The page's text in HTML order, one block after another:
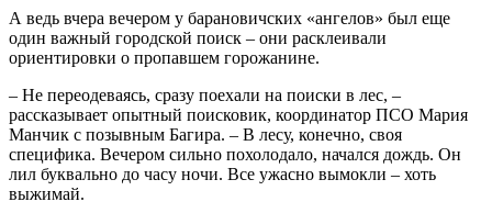
А ведь вчера вечером у барановичских «ангелов» был еще
один важный городской поиск – они расклеивали
ориентировки о пропавшем горожанине.
– Не переодеваясь, сразу поехали на поиски в лес, –
рассказывает опытный поисковик, координатор ПСО Мария
Манчик с позывным Багира. – В лесу, конечно, своя
специфика. Вечером сильно похолодало, начался дождь. Он
лил буквально до часу ночи. Все ужасно вымокли – хоть
выжимай.